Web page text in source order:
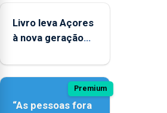
Livro leva Açores
à nova geração
Premium
“As pessoas fora